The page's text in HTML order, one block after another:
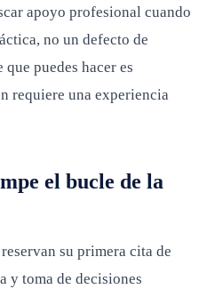
apoyo profesional cuando
no un defecto de
puedes hacer es
requiere una experiencia
el bucle de la
su primera cita de
y toma de decisiones